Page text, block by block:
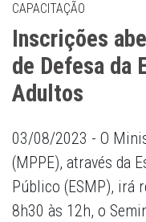
CAPACITAÇÃO
Inscrições
de Defesa da
Adultos
03/08/2023 - O
(MPPE), através da
Público (ESMP), irá
8h30 às 12h, o